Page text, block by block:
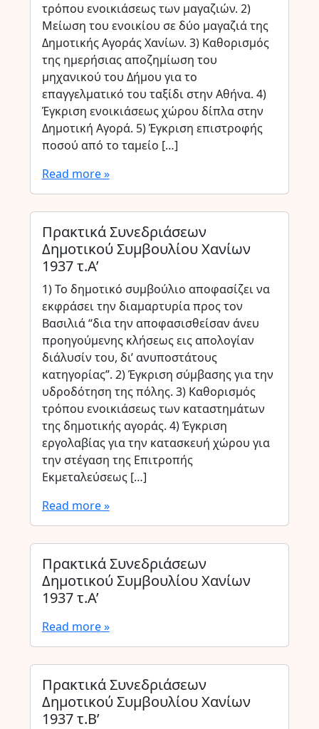
τρόπου ενοικιάσεως των μαγαζιών. 2)
Μείωση του ενοικίου σε δύο μαγαζιά της
Δημοτικής Αγοράς Χανίων. 3) Καθορισμός
της ημερήσιας αποζημίωση του
μηχανικού του Δήμου για το
επαγγελματικό του ταξίδι στην Αθήνα. 4)
Έγκριση ενοικιάσεως χώρου δίπλα στην
Δημοτική Αγορά. 5) Έγκριση επιστροφής
ποσού από το ταμείο […]
Read more »
Πρακτικά Συνεδριάσεων
Δημοτικού Συμβουλίου Χανίων
1937 τ.Α’
1) Το δημοτικό συμβούλιο αποφασίζει να
εκφράσει την διαμαρτυρία προς τον
Βασιλιά “δια την αποφασισθείσαν άνευ
προηγούμενης κλήσεως εις απολογίαν
διάλυσίν του, δι’ ανυποστάτους
κατηγορίας”. 2) Έγκριση σύμβασης για την
υδροδότηση της πόλης. 3) Καθορισμός
τρόπου ενοικιάσεως των καταστημάτων
της δημοτικής αγοράς. 4) Έγκριση
εργολαβίας για την κατασκευή χώρου για
την στέγαση της Επιτροπής
Εκμεταλεύσεως […]
Read more »
Πρακτικά Συνεδριάσεων
Δημοτικού Συμβουλίου Χανίων
1937 τ.Α’
Read more »
Πρακτικά Συνεδριάσεων
Δημοτικού Συμβουλίου Χανίων
1937 τ.Β’